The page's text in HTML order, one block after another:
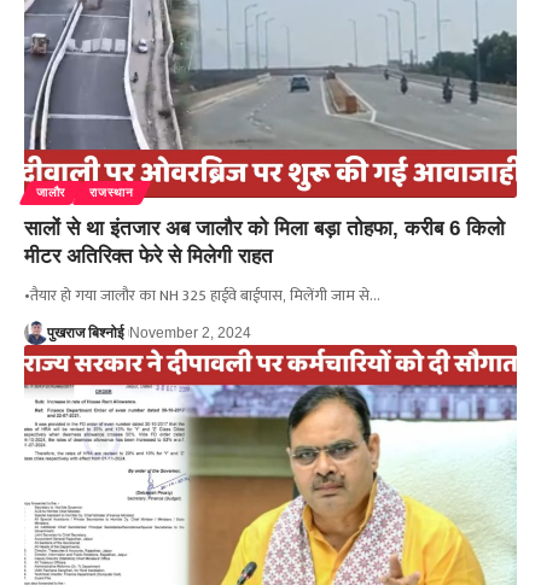
जालौर राजस्थान
सालों से था इंतजार अब जालौर को मिला बड़ा तोहफा, करीब 6 किलो
मीटर अतिरिक्त फेरे से मिलेगी राहत
•तैयार हो गया जालौर का NH 325 हाईवे बाईपास, मिलेंगी जाम से…
पुखराज बिश्नोई November 2, 2024